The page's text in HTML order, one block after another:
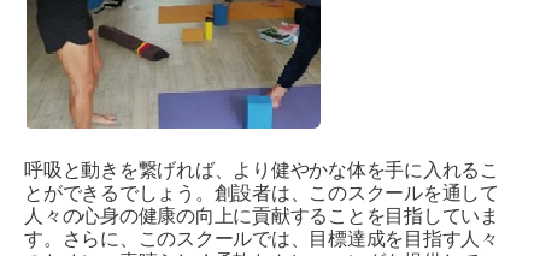
呼吸と動きを繋げれば、より健やかな体を手に入れるこ
とができるでしょう。創設者は、このスクールを通して
人々の心身の健康の向上に貢献することを目指していま
す。さらに、このスクールでは、目標達成を目指す人々